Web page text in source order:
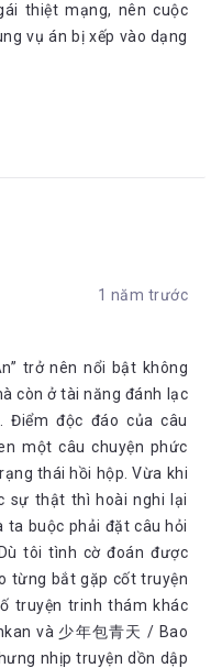
thiệt mạng, nên cuộc
vụ án bị xếp vào dạng
1 năm trước
trở nên nổi bật không
còn ở tài năng đánh lạc
Điểm độc đáo của câu
một câu chuyện phức
thái hồi hộp. Vừa khi
sự thật thì hoài nghi lại
ta buộc phải đặt câu hỏi
tôi tình cờ đoán được
từng bắt gặp cốt truyện
truyện trinh thám khác
và 少年包青天 / Bao
nhịp truyện dồn dập